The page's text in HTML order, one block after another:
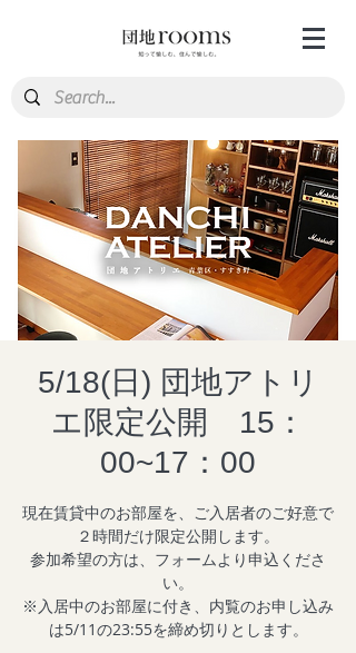
5/18(日) 団地アトリ
エ限定公開 15：
00~17：00
現在賃貸中のお部屋を、ご入居者のご好意で
２時間だけ限定公開します。
参加希望の方は、フォームより申込くださ
い。
※入居中のお部屋に付き、内覧のお申し込み
は5/11の23:55を締め切りとします。